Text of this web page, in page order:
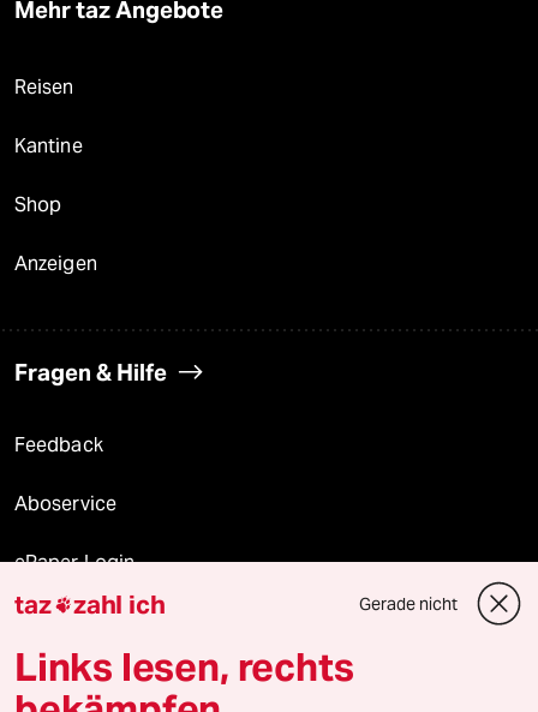
Mehr taz Angebote
Reisen
Kantine
Shop
Anzeigen
Fragen & Hilfe
Feedback
Aboservice
ePaper Login
Downloads für Abonnierende
taz zahl ich Gerade nicht
Links lesen, rechts